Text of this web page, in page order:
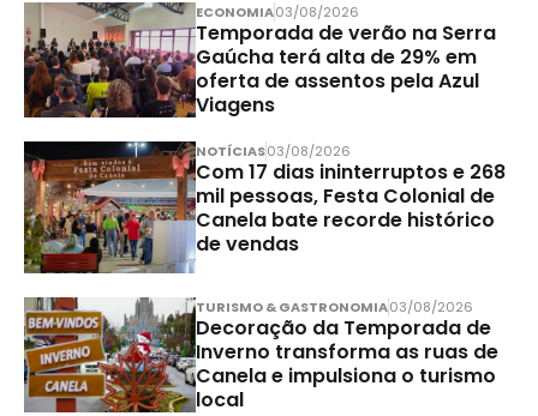
ECONOMIA03/08/2026
Temporada de verão na Serra
Gaúcha terá alta de 29% em
oferta de assentos pela Azul
Viagens
NOTÍCIAS03/08/2026
Com 17 dias ininterruptos e 268
mil pessoas, Festa Colonial de
Canela bate recorde histórico
de vendas
TURISMO & GASTRONOMIA03/08/2026
Decoração da Temporada de
Inverno transforma as ruas de
Canela e impulsiona o turismo
local